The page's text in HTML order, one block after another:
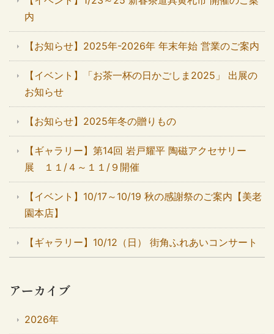
内
【お知らせ】2025年-2026年 年末年始 営業のご案内
【イベント】「お茶一杯の日かごしま2025」 出展の
お知らせ
【お知らせ】2025年冬の贈りもの
【ギャラリー】第14回 岩戸耀平 陶磁アクセサリー
展 １１/４～１１/９開催
【イベント】10/17～10/19 秋の感謝祭のご案内【美老
園本店】
【ギャラリー】10/12（日） 街角ふれあいコンサート
アーカイブ
2026年